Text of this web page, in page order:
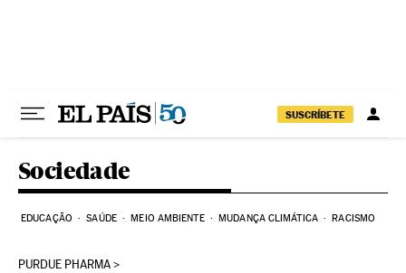
SUSCRÍBETE
Sociedade
EDUCAÇÃO SAÚDE MEIO AMBIENTE MUDANÇA CLIMÁTICA RACISMO
PURDUE PHARMA